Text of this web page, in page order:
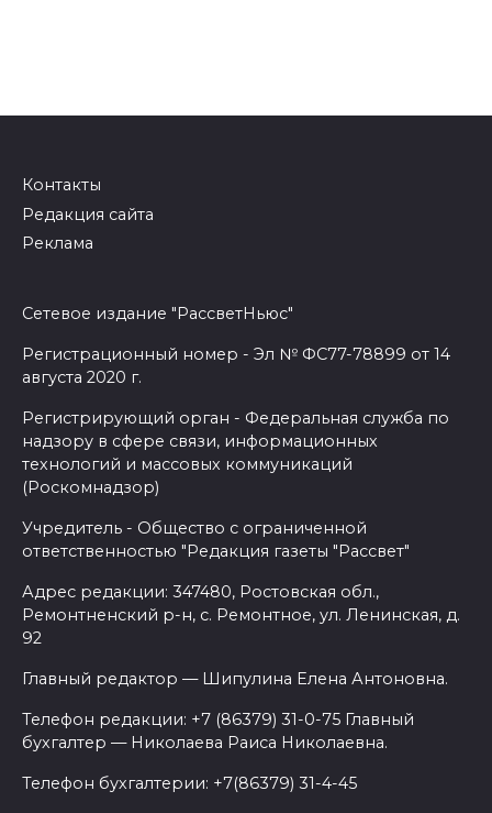
Контакты
Редакция сайта
Реклама
Сетевое издание "РассветНьюс"
Регистрационный номер - Эл № ФС77-78899 от 14
августа 2020 г.
Регистрирующий орган - Федеральная служба по
надзору в сфере связи, информационных
технологий и массовых коммуникаций
(Роскомнадзор)
Учредитель - Общество с ограниченной
ответственностью "Редакция газеты "Рассвет"
Адрес редакции: 347480, Ростовская обл.,
Ремонтненский р-н, с. Ремонтное, ул. Ленинская, д.
92
Главный редактор — Шипулина Елена Антоновна.
Телефон редакции: +7 (86379) 31-0-75 Главный
бухгалтер — Николаева Раиса Николаевна.
Телефон бухгалтерии: +7(86379) 31-4-45